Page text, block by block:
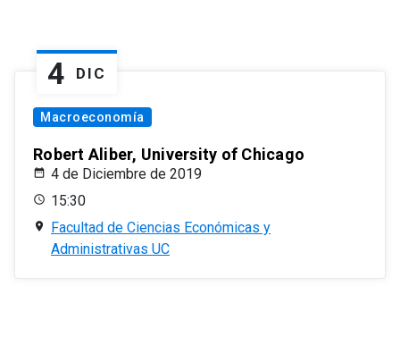
4 DIC
Macroeconomía
Robert Aliber, University of Chicago
4 de Diciembre de 2019
15:30
Facultad de Ciencias Económicas y
Administrativas UC